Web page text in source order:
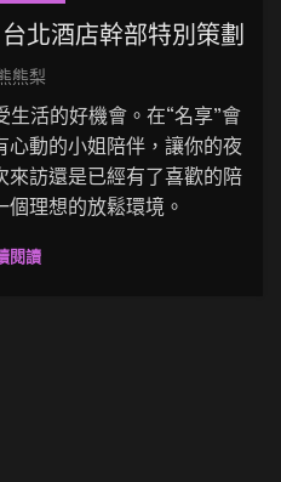
北酒店幹部特別策劃
熊梨
生活的好機會。在“名享”會
動的小姐陪伴，讓你的夜
來訪還是已經有了喜歡的陪
理想的放鬆環境。
閱讀